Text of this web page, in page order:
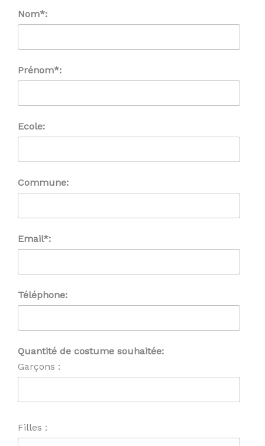
Nom*:
Prénom*:
Ecole:
Commune:
Email*:
Téléphone:
Quantité de costume souhaitée:
Garçons :
Filles :